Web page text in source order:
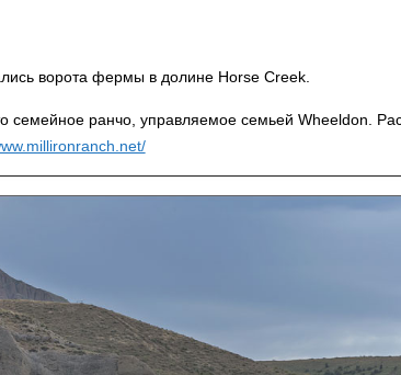
ворота фермы в долине Horse Creek.
семейное ранчо, управляемое семьей Wheeldon.